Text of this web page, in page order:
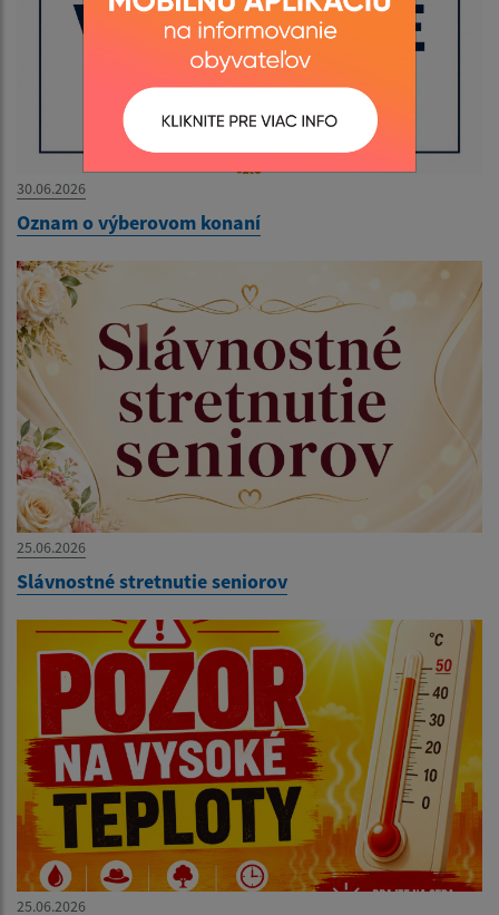
30.06.2026
Oznam o výberovom konaní
25.06.2026
Slávnostné stretnutie seniorov
25.06.2026